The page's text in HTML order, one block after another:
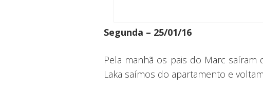
Segunda – 25/01/16
Pela manhã os pais do Marc
Laka saímos do apartamento e